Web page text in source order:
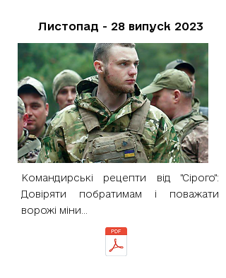
Листопад - 28 випуск 2023
Командирські рецепти від "Сірого":
Довіряти побратимам і поважати
ворожі міни...